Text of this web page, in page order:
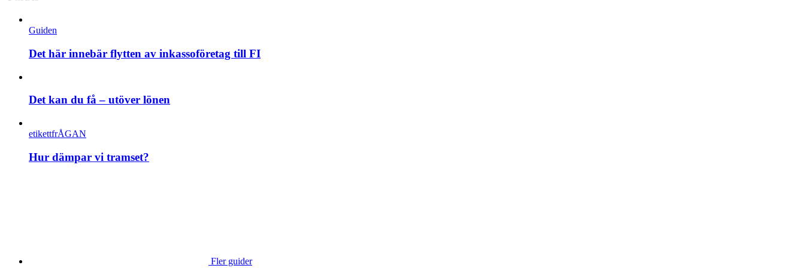
Guiden
Det här innebär flytten av inkassoföretag till FI
Det kan du få – utöver lönen
etikettfrÅGAN
Hur dämpar vi tramset?
Fler guider